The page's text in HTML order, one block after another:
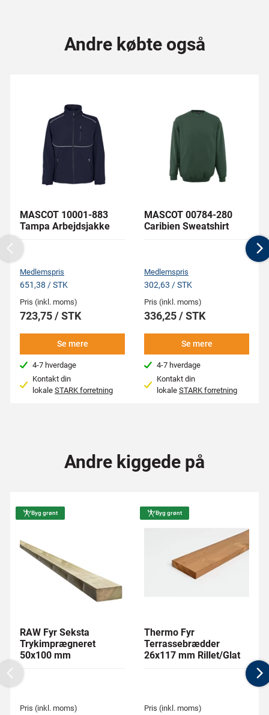
Andre købte også
MASCOT 10001-883
Tampa Arbejdsjakke
Medlemspris
651,38 / STK
Pris (inkl. moms)
723,75 / STK
Se mere
4-7 hverdage
Kontakt din
lokale STARK forretning
MASCOT 00784-280
Caribien Sweatshirt
Medlemspris
302,63 / STK
Pris (inkl. moms)
336,25 / STK
Se mere
4-7 hverdage
Kontakt din
lokale STARK forretning
Previous
Andre kiggede på
Byg grønt
RAW Fyr Seksta
Trykimprægneret
50x100 mm
Pris (inkl. moms)
Byg grønt
Thermo Fyr
Terrassebrædder
26x117 mm Rillet/Glat
Pris (inkl. moms)
Previous